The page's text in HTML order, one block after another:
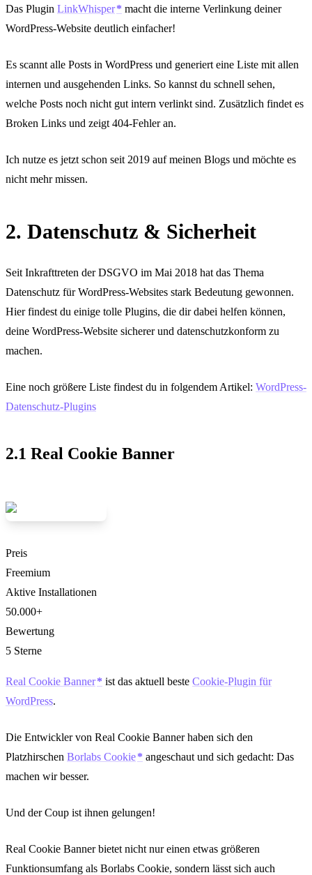
Das Plugin LinkWhisper
macht die interne Verlinkung deiner
WordPress-Website deutlich einfacher!
Es scannt alle Posts in WordPress und generiert eine Liste mit allen
internen und ausgehenden Links. So kannst du schnell sehen,
welche Posts noch nicht gut intern verlinkt sind. Zusätzlich findet es
Broken Links und zeigt 404-Fehler an.
Ich nutze es jetzt schon seit 2019 auf meinen Blogs und möchte es
nicht mehr missen.
2. Datenschutz & Sicherheit
Seit Inkrafttreten der DSGVO im Mai 2018 hat das Thema
Datenschutz für WordPress-Websites stark Bedeutung gewonnen.
Hier findest du einige tolle Plugins, die dir dabei helfen können,
deine WordPress-Website sicherer und datenschutzkonform zu
machen.
Eine noch größere Liste findest du in folgendem Artikel: WordPress-
Datenschutz-Plugins
2.1 Real Cookie Banner
Preis
Freemium
Aktive Installationen
50.000+
Bewertung
5 Sterne
Real Cookie Banner ist das aktuell beste Cookie-Plugin für
WordPress.
Die Entwickler von Real Cookie Banner haben sich den
Platzhirschen Borlabs Cookie
angeschaut und sich gedacht: Das
machen wir besser.
Und der Coup ist ihnen gelungen!
Real Cookie Banner bietet nicht nur einen etwas größeren
Funktionsumfang als Borlabs Cookie, sondern lässt sich auch